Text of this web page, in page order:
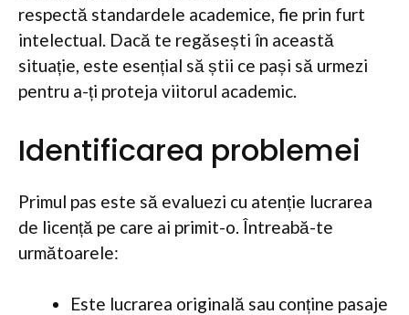
respectă standardele academice, fie prin furt
intelectual. Dacă te regăsești în această
situație, este esențial să știi ce pași să urmezi
pentru a-ți proteja viitorul academic.
Identificarea problemei
Primul pas este să evaluezi cu atenție lucrarea
de licență pe care ai primit-o. Întreabă-te
următoarele:
Este lucrarea originală sau conține pasaje